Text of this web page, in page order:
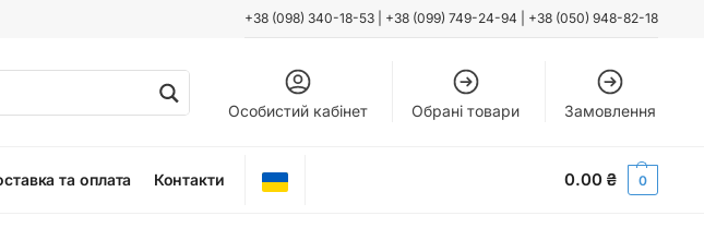
+38 (098) 340-18-53 +38 (099) 749-24-94 +38 (050) 948-82-18
Особистий кабінет Обрані товари Замовлення
та оплата Контакти 0.00 ₴ 0